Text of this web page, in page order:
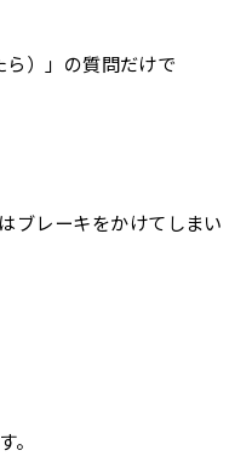
）」の質問だけで
ブレーキをかけてしまい
。